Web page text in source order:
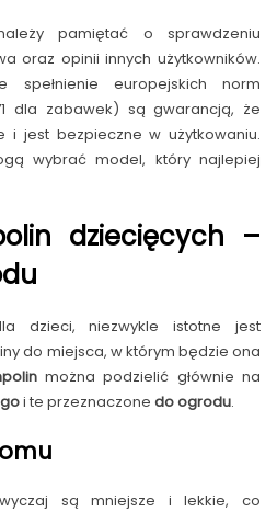
pamiętać o sprawdzeniu
oraz opinii innych użytkowników.
spełnienie europejskich norm
dla zabawek) są gwarancją, że
i jest bezpieczne w użytkowaniu.
wybrać model, który najlepiej
dziecięcych –
dzieci, niezwykle istotne jest
do miejsca, w którym będzie ona
można podzielić głównie na
i te przeznaczone do ogrodu.
są mniejsze i lekkie, co